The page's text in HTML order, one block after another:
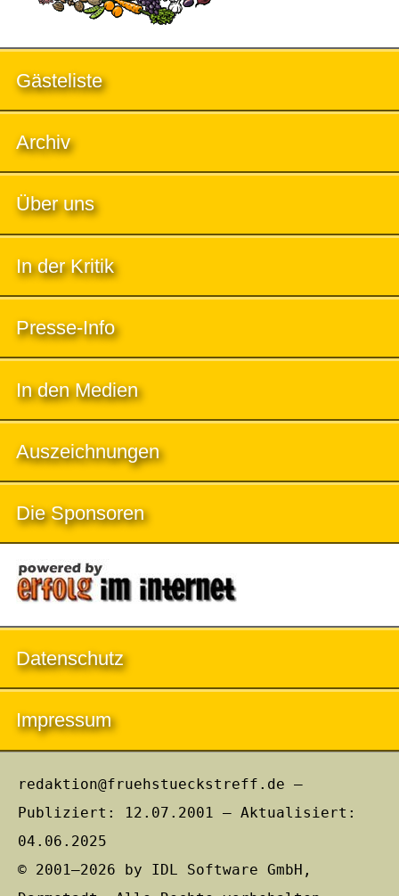
Gästeliste
Archiv
Über uns
In der Kritik
Presse-Info
In den Medien
Auszeichnungen
Die Sponsoren
Datenschutz
Impressum
redaktion@fruehstueckstreff.de –
Publiziert: 12.07.2001 – Aktualisiert:
04.06.2025
© 2001–2026 by IDL Software GmbH,